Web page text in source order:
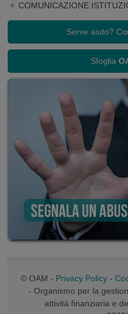
COMUNICAZIONE
Serve aiuto?
Sfoglia
© OAM - Privacy Policy-
- Organismo per la
attività finanziaria e